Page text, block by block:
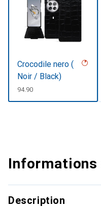
Crocodile nero (
Noir / Black)
CHF
94.90
Description